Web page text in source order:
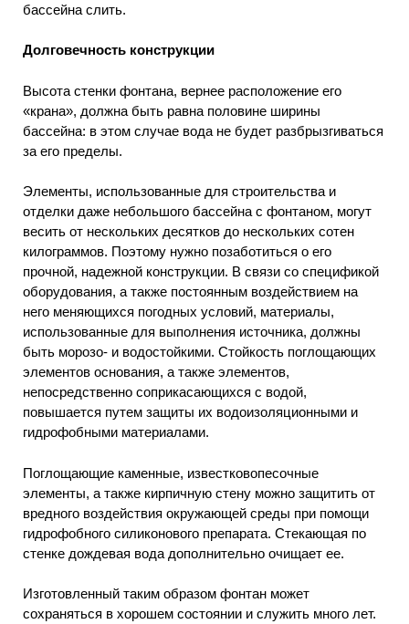
бассейна слить.
Долговечность конструкции
Высота стенки фонтана, вернее расположение его
«крана», должна быть равна половине ширины
бассейна: в этом случае вода не будет разбрызгиваться
за его пределы.
Элементы, использованные для строительства и
отделки даже небольшого бассейна с фонтаном, могут
весить от нескольких десятков до нескольких сотен
килограммов. Поэтому нужно позаботиться о его
прочной, надежной конструкции. В связи со спецификой
оборудования, а также постоянным воздействием на
него меняющихся погодных условий, материалы,
использованные для выполнения источника, должны
быть морозо- и водостойкими. Стойкость поглощающих
элементов основания, а также элементов,
непосредственно соприкасающихся с водой,
повышается путем защиты их водоизоляционными и
гидрофобными материалами.
Поглощающие каменные, известковопесочные
элементы, а также кирпичную стену можно защитить от
вредного воздействия окружающей среды при помощи
гидрофобного силиконового препарата. Стекающая по
стенке дождевая вода дополнительно очищает ее.
Изготовленный таким образом фонтан может
сохраняться в хорошем состоянии и служить много лет.